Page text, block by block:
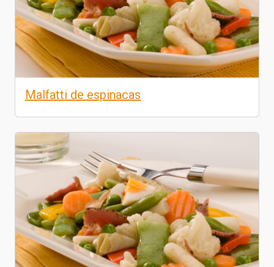
Malfatti de espinacas